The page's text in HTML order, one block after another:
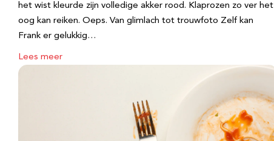
het wist kleurde zijn volledige akker rood. Klaprozen zo ver het
oog kan reiken. Oeps. Van glimlach tot trouwfoto Zelf kan
Frank er gelukkig…
Lees meer